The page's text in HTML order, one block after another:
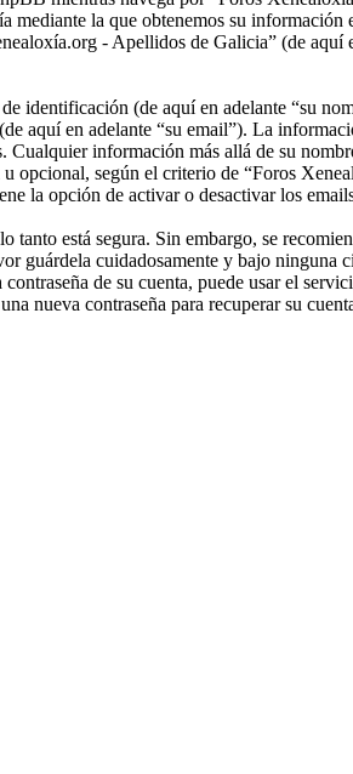
mediante la que obtenemos su
- Apellidos de Galicia” (de
identificación (de aquí en adelante “su
aquí en adelante “su email”). La
Cualquier información más allá de su
opcional, según el criterio de “Foros
la opción de activar o desactivar los
tanto está segura. Sin embargo, se
guárdela cuidadosamente y bajo
de su cuenta, puede usar el
nueva contraseña para recuperar su